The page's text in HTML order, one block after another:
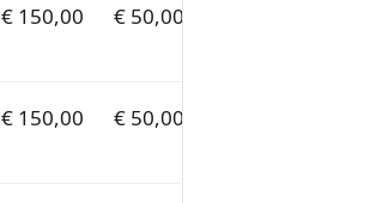
€ 150,00 € 50,00
€ 150,00 € 50,00